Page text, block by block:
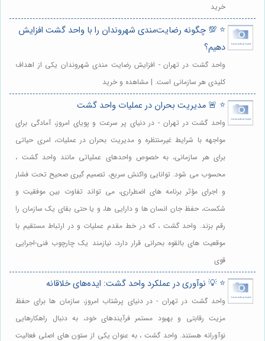
خرید
⭐️ 💯 چگونه رضایت‌مندی شهروندان را با واحد گشت افزایش
دهیم؟
واحد گشت در تهران - افزایش رضایت مندی شهروندان یکی از اهداف
کلیدی هر سازمانی است. | مشاهده و خرید
⭐️ 🚨 مدیریت بحران در عملیات واحد گشت
واحد گشت در تهران - در دنیای پر سرعت و پویای امروز، آمادگی برای
مواجهه با شرایط غیرمنتظره و مدیریت بحران در عملیات، امری حیاتی
برای هر سازمانی، به خصوص واحدهای عملیاتی مانند واحد گشت ،
محسوب می شود. توانایی واکنش سریع، تصمیم گیری صحیح تحت فشار
و اجرای مؤثر برنامه های اضطراری، می تواند تفاوت بین موفقیت و
شکست، حفظ جان انسان ها و دارایی ها، و یا حتی بقای یک سازمان را
رقم بزند. واحد گشت ، که در خط مقدم عملیات و در ارتباط مستقیم با
موقعیت های بالقوه بحرانی قرار دارد، نیازمند یک چارچوب فنی-اجرایی
قوی
⭐️ 💡 نوآوری در عملکرد واحد گشت: ایده‌های خلاقانه
واحد گشت در تهران - در دنیای پرشتاب امروز، سازمان ها برای حفظ
مزیت رقابتی و بهبود مستمر فرآیندهای خود، به دنبال راهکارهایی
نوآورانه هستند. واحد گشت ، به عنوان یکی از ستون های اصلی فعالیت